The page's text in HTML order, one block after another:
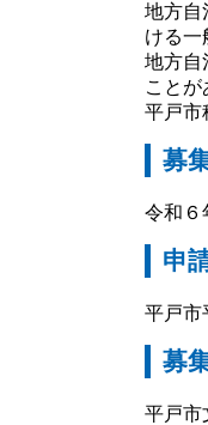
地方自
ける一
地方自
ことが
平戸市
募
令和６
申
平戸市
募
平戸市